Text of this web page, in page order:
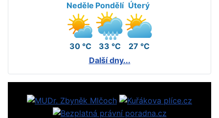
Neděle
30 °C
Pondělí
33 °C
Úterý
27 °C
Další dny...